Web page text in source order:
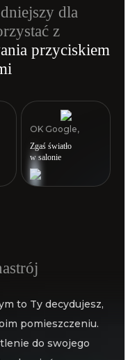
dla
z
przyciskiem
OK Google,
Zgaś światło
w salonie
to Ty decydujesz,
pomieszczeniu.
do swojego